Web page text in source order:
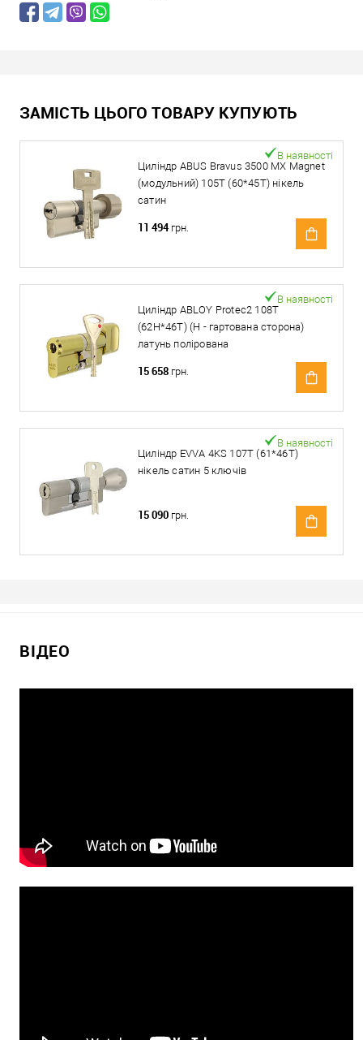
ЗАМІСТЬ ЦЬОГО ТОВАРУ КУПУЮТЬ
Циліндр ABUS Bravus 3500 MX Magnet
(модульний) 105T (60*45T) нікель
сатин
В наявності
11 494 грн.
Циліндр ABLOY Protec2 108T
(62H*46T) (H - гартована сторона)
латунь полірована
В наявності
15 658 грн.
Циліндр EVVA 4KS 107T (61*46T)
нікель сатин 5 ключів
В наявності
15 090 грн.
ВІДЕО